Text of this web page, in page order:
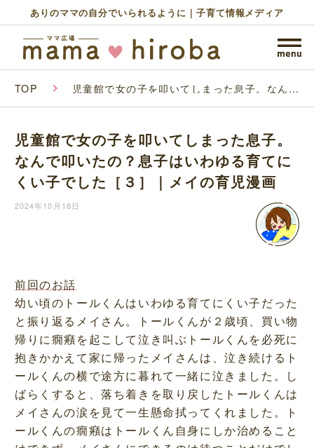
ありのママの自分でいられるように｜子育て情報メディア
TOP 児童館で女の子を叩いてしまった息子。なんで
［３］｜メイの育児漫画
児童館で女の子を叩いてしまった息子。
なんで叩いたの？息子はいわゆる育てに
くい子でした［３］｜メイの育児漫画
2024年10月18日
前回のお話
幼い頃のトールくんはいわゆる育てにくい子だった
と振り返るメイさん。トールくんが２歳頃、買い物
帰りに癇癪を起こして泣き叫ぶトールくんを必死に
抱きかかえて家に帰ったメイさんは、泣き続けるト
ールくんの横で途方に暮れて一緒に泣きました。し
ばらくすると、落ち着きを取り戻したトールくんは
メイさんの涙を見て一生懸命拭ってくれました。ト
ールくんの癇癪はトールくん自身にしか治めること